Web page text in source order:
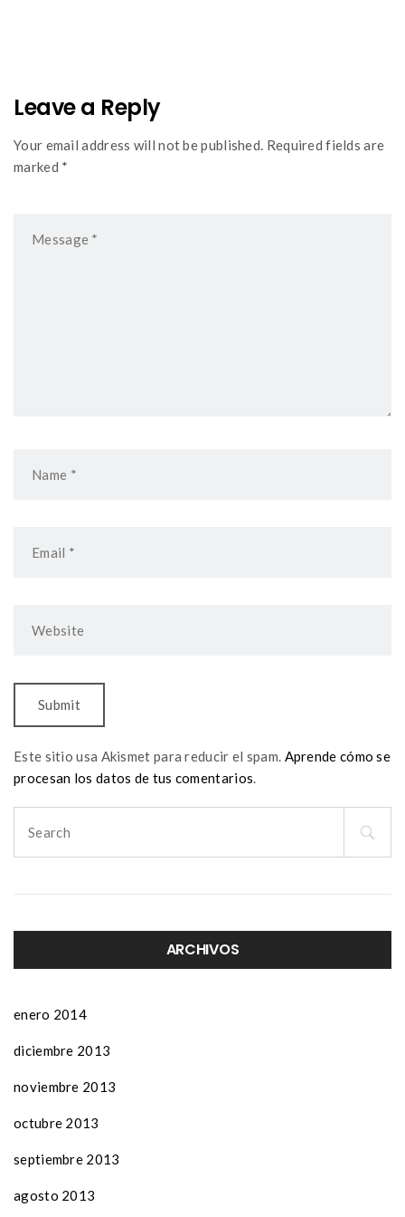
Leave a Reply
Your email address will not be published. Required fields are
marked *
Este sitio usa Akismet para reducir el spam. Aprende cómo se
procesan los datos de tus comentarios
for:
ARCHIVOS
enero 2014
diciembre 2013
noviembre 2013
octubre 2013
septiembre 2013
agosto 2013